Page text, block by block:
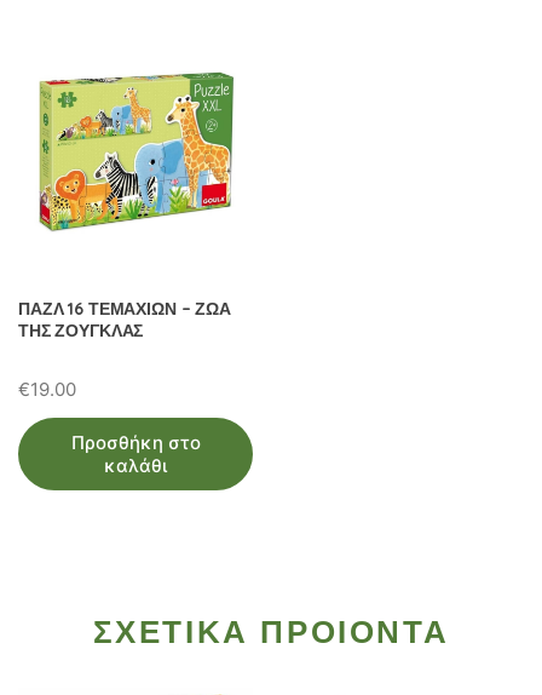
ΠΑΖΛ 16 ΤΕΜΑΧΙΩΝ – ΖΩΑ
ΤΗΣ ΖΟΥΓΚΛΑΣ
€19.00
Προσθήκη στο
καλάθι
ΣΧΕΤΙΚΑ ΠΡΟΙΟΝΤΑ